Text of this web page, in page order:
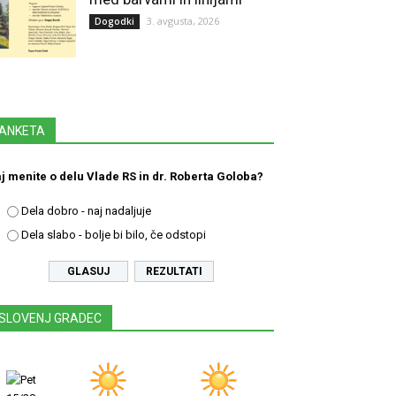
Dogodki 3. avgusta, 2026
menite o delu Vlade RS in dr. Roberta Goloba?
Dela dobro - naj nadaljuje
Dela slabo - bolje bi bilo, če odstopi
REZULTATI
GRADEC